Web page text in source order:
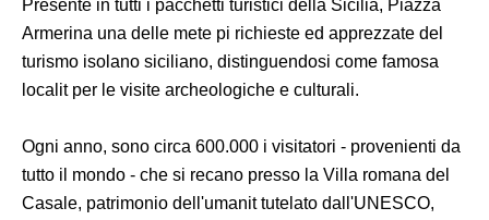
Presente in tutti i pacchetti turistici della Sicilia, Piazza
Armerina una delle mete pi richieste ed apprezzate del
turismo isolano siciliano, distinguendosi come famosa
localit per le visite archeologiche e culturali.
Ogni anno, sono circa 600.000 i visitatori - provenienti da
tutto il mondo - che si recano presso la Villa romana del
Casale, patrimonio dell'umanit tutelato dall'UNESCO,